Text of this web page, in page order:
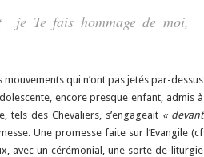
haut/bas
ou
diminuer
le
volume.
je Te fais hommage de moi,
qui n’ont pas jetés par-dessus
encore presque enfant, admis à
des Chevaliers, s’engageait « devant
Une promesse faite sur l’Evangile (cf
avec un cérémonial, une sorte de liturgie